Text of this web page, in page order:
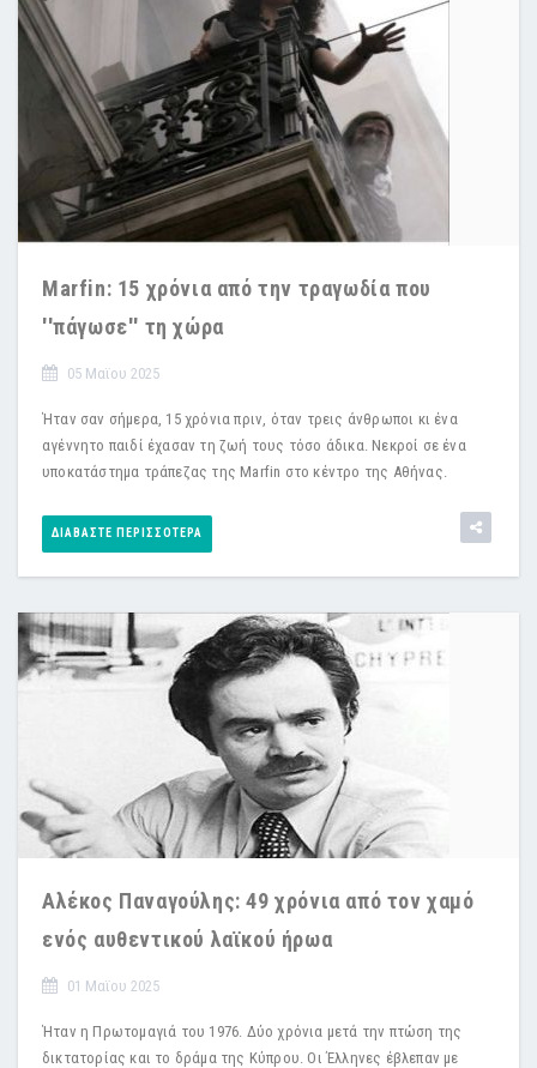
Marfin: 15 χρόνια από την τραγωδία που
''πάγωσε'' τη χώρα
05 Μαϊου 2025
Ήταν σαν σήμερα, 15 χρόνια πριν, όταν τρεις άνθρωποι κι ένα
αγέννητο παιδί έχασαν τη ζωή τους τόσο άδικα. Νεκροί σε ένα
υποκατάστημα τράπεζας της Marfin στο κέντρο της Αθήνας.
ΔΙΑΒΆΣΤΕ ΠΕΡΙΣΣΌΤΕΡΑ
Αλέκος Παναγούλης: 49 χρόνια από τον χαμό
ενός αυθεντικού λαϊκού ήρωα
01 Μαϊου 2025
Ήταν η Πρωτομαγιά του 1976. Δύο χρόνια μετά την πτώση της
δικτατορίας και το δράμα της Κύπρου. Οι Έλληνες έβλεπαν με